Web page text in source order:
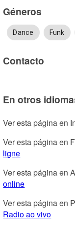
Géneros
Dance Funk
Contacto
En otros
Ver esta página en
Ver esta página en
ligne
Ver esta página en
online
Ver esta página en
Radio ao vivo